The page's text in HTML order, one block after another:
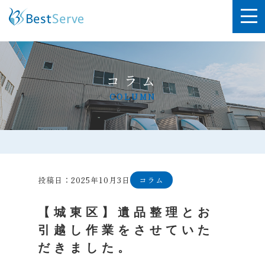
コラム
COLUMN
投稿日：2025年10月3日 コラム
【城東区】遺品整理とお
引越し作業をさせていた
だきました。